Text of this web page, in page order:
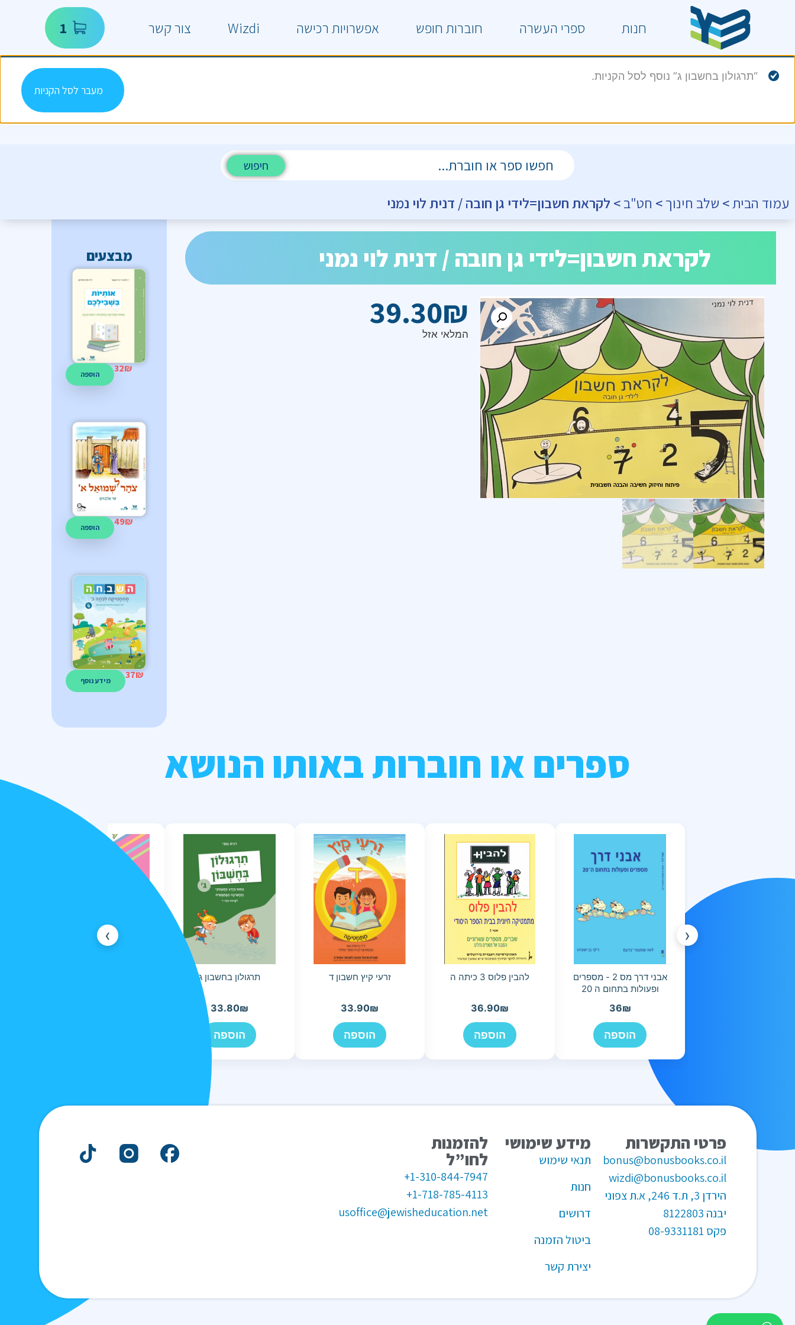
חנות ספרי העשרה חוברות חופש אפשרויות רכישה Wizdi צור קשר 1
“תרגולון בחשבון ג” נוסף לסל הקניות.
מעבר לסל הקניות
חיפוש
עמוד הבית> שלב חינוך> חט"ב> לקראת חשבון=לידי גן חובה / דנית לוי נמני
לקראת חשבון=לידי גן חובה / דנית לוי נמני
39.30₪
המלאי אזל
מבצעים
הוספה 32₪
הוספה 49₪
מידע נוסף 37₪
ספרים או חוברות באותו הנושא
‹
אבני דרך מס 2 - מספרים
ופעולות בתחום ה 20
36₪
הוספה
להבין פלוס 3 כיתה ה
36.90₪
הוספה
זרעי קיץ חשבון ד
33.90₪
הוספה
תרגולון בחשבון ג
33.80₪
הוספה
›
פרטי התקשרות
bonus@bonusbooks.co.il
wizdi@bonusbooks.co.il
הירדן 3, ת.ד 246, א.ת צפוני
יבנה 8122803
פקס 08-9331181
מידע שימושי
תנאי שימוש
חנות
דרושים
ביטול הזמנה
יצירת קשר
להזמנות
לחו”ל
1-310-844-7947+
1-718-785-4113+
usoffice@jewisheducation.net